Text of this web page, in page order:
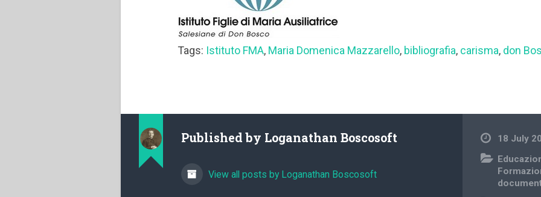
Tags: Istituto FMA, Maria Domenica Mazzarello, bibliografia, carisma, don
Published by Loganathan Boscosoft
View all posts by Loganathan Boscosoft
18 July